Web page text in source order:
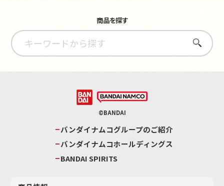
商品を探す
さがす
©BANDAI
バンダイナムコグループのご紹介
バンダイナムコホールディングス
BANDAI SPIRITS